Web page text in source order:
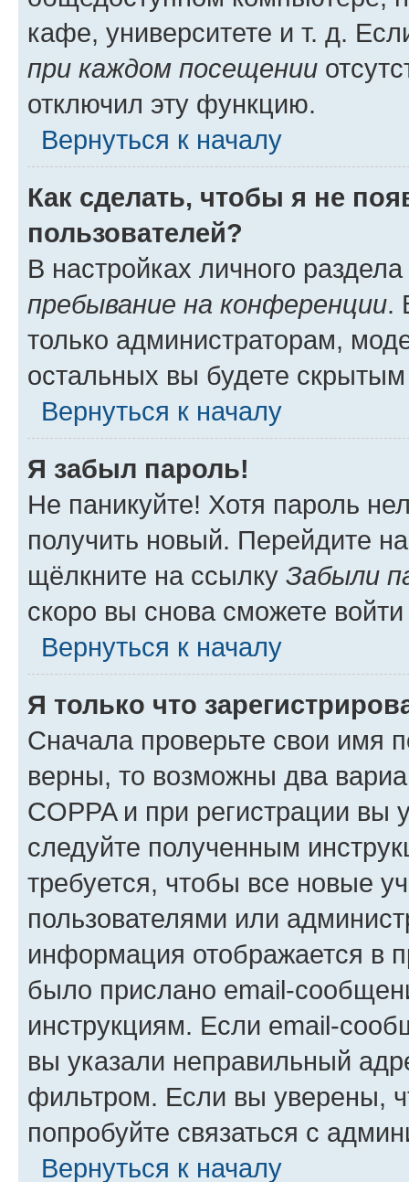
кафе, университете и т. д.
при каждом посещении
отключил эту функцию.
Вернуться к началу
Как сделать, чтобы я не
пользователей?
В настройках личного
пребывание на конференции.
только администраторам,
остальных вы будете
Вернуться к началу
Я забыл пароль!
Не паникуйте! Хотя пароль
получить новый. Перейдите
щёлкните на ссылку Забыли
скоро вы снова сможете
Вернуться к началу
Я только что
Сначала проверьте свои имя
верны, то возможны два
COPPA и при регистрации вы
следуйте полученным
требуется, чтобы все новые
пользователями или
информация отображается в
было прислано email-
инструкциям. Если email-
вы указали неправильный
фильтром. Если вы уверены,
попробуйте связаться с
Вернуться к началу